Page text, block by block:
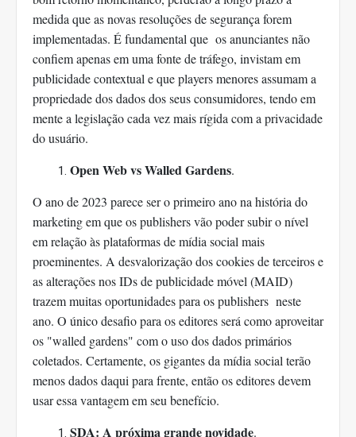
medida que as novas resoluções de segurança forem
implementadas. É fundamental que os anunciantes não
confiem apenas em uma fonte de tráfego, invistam em
publicidade contextual e que players menores assumam a
propriedade dos dados dos seus consumidores, tendo em
mente a legislação cada vez mais rígida com a privacidade
do usuário.
Open Web vs Walled Gardens.
O ano de 2023 parece ser o primeiro ano na história do
marketing em que os publishers vão poder subir o nível
em relação às plataformas de mídia social mais
proeminentes. A desvalorização dos cookies de terceiros e
as alterações nos IDs de publicidade móvel (MAID)
trazem muitas oportunidades para os publishers neste
ano. O único desafio para os editores será como aproveitar
os "walled gardens" com o uso dos dados primários
coletados. Certamente, os gigantes da mídia social terão
menos dados daqui para frente, então os editores devem
usar essa vantagem em seu benefício.
SDA: A próxima grande novidade.